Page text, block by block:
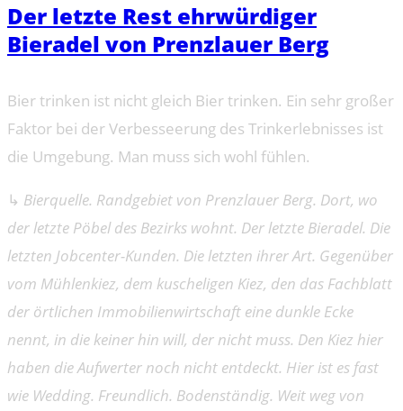
Der letzte Rest ehrwürdiger
Bieradel von Prenzlauer Berg
Bier trinken ist nicht gleich Bier trinken. Ein sehr großer
Faktor bei der Verbesseerung des Trinkerlebnisses ist
die Umgebung. Man muss sich wohl fühlen.
↳ Bierquelle. Randgebiet von Prenzlauer Berg. Dort, wo
der letzte Pöbel des Bezirks wohnt. Der letzte Bieradel. Die
letzten Jobcenter-Kunden. Die letzten ihrer Art. Gegenüber
vom Mühlenkiez, dem kuscheligen Kiez, den das Fachblatt
der örtlichen Immobilienwirtschaft eine dunkle Ecke
nennt, in die keiner hin will, der nicht muss. Den Kiez hier
haben die Aufwerter noch nicht entdeckt. Hier ist es fast
wie Wedding. Freundlich. Bodenständig. Weit weg von